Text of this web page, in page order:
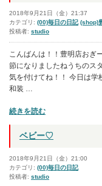
み
ん
な
お
祝
い
の
2018年9月21日（金）21:37
カテゴリ: (00)毎日の日記 (shop)
投稿者: studio
こんばんは！！豊明店おぎ
節になりましたねうちのス
気を付けてね！！ 今日は
和装 …
“3
っ
た
ね
続きを読む
ベビー♡
2018年9月21日（金）21:00
カテゴリ: (00)毎日の日記
投稿者: studio